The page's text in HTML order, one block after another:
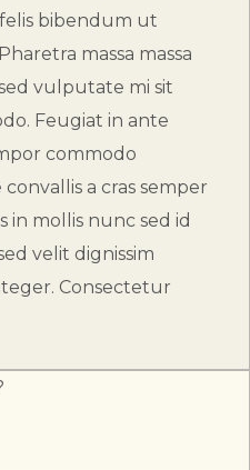
bibendum ut
massa massa
vulputate mi sit
Feugiat in ante
commodo
a cras semper
mollis nunc sed id
velit dignissim
Consectetur